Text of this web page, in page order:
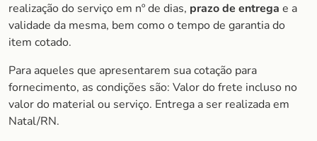
realização do serviço em nº de dias, prazo de entrega e a
validade da mesma, bem como o tempo de garantia do
item cotado.
Para aqueles que apresentarem sua cotação para
fornecimento, as condições são: Valor do frete incluso no
valor do material ou serviço. Entrega a ser realizada em
Natal/RN.